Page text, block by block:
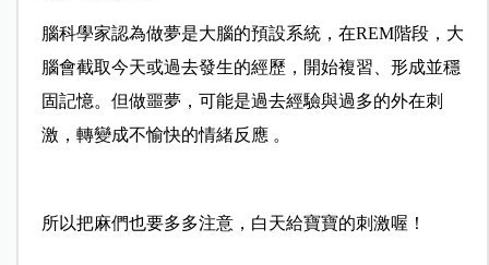
腦科學家認為做夢是大腦的預設系統，在REM階段，大
腦會截取今天或過去發生的經歷，開始複習、形成並穩
固記憶。但做噩夢，可能是過去經驗與過多的外在刺
激，轉變成不愉快的情緒反應 。
所以把麻們也要多多注意，白天給寶寶的刺激喔！